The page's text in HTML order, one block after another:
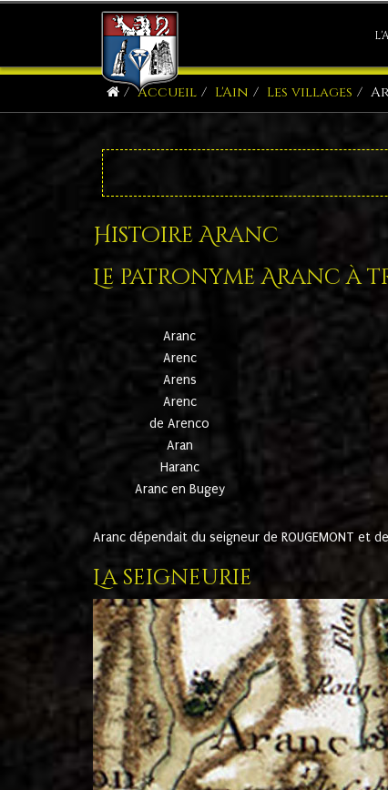
Accueil L'Ain Les villages
Histoire Aranc
Le patronyme Aranc à
Aranc
Arenc
Arens
Arenc
de Arenco
Aran
Haranc
Aranc en Bugey
Aranc dépendait du seigneur de ROUGEMONT et
La seigneurie